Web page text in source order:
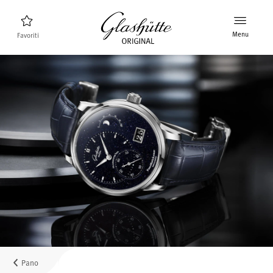
Favoriti Menu
Ricerca orologi Nuovi prodotti
Collezione
Scoprire la collezione
Il marchio Glashütte Original
Per saperne di più sulla Manifattura
Concessionari
Boutique e Concessionari
MyAccount
Pano